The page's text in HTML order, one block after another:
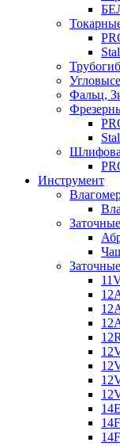
Фальц,
Инструмент